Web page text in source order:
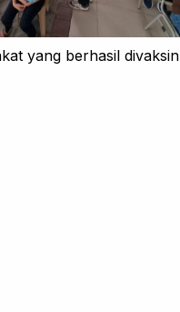
yang berhasil divaksin